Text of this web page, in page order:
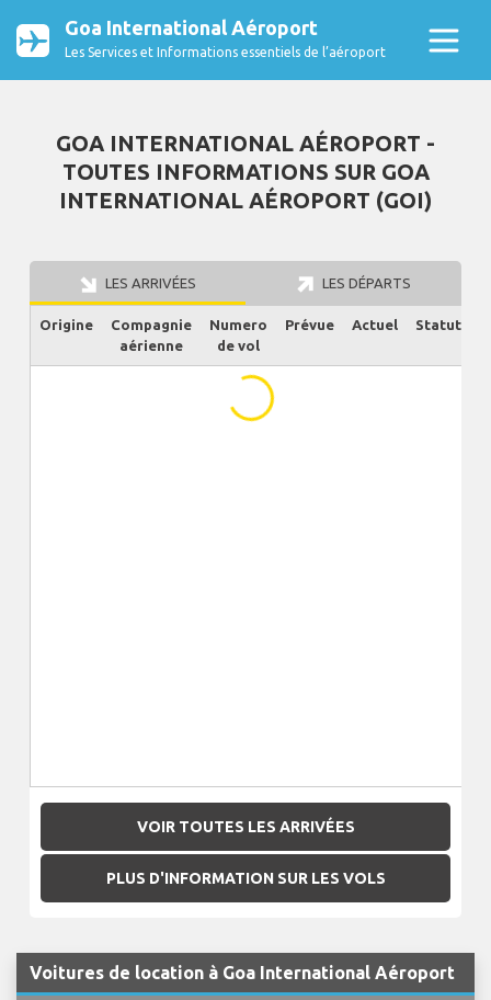
Goa International Aéroport
Les Services et Informations essentiels de l’aéroport
GOA INTERNATIONAL AÉROPORT -
TOUTES INFORMATIONS SUR GOA
INTERNATIONAL AÉROPORT (GOI)
LES ARRIVÉES LES DÉPARTS
Origine
Compagnie
aérienne
Numero
de vol
Prévue Actuel Statut
VOIR TOUTES LES ARRIVÉES
PLUS D'INFORMATION SUR LES VOLS
Voitures de location à Goa International Aéroport